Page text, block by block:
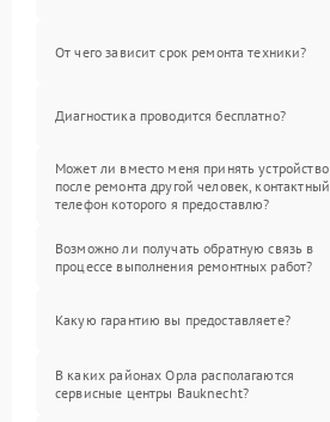
От чего зависит срок ремонта техники?
Диагностика проводится бесплатно?
Может ли вместо меня принять устройство
после ремонта другой человек, контактный
телефон которого я предоставлю?
Возможно ли получать обратную связь в
процессе выполнения ремонтных работ?
Какую гарантию вы предоставляете?
В каких районах Орла располагаются
сервисные центры Bauknecht?